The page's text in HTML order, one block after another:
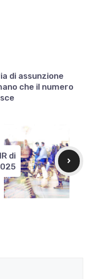
di assunzione
che il numero
di